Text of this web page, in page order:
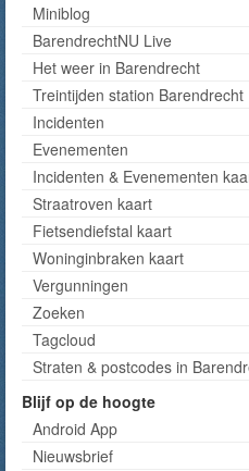
Miniblog
BarendrechtNU Live
Het weer in Barendrecht
Treintijden station Barendrecht
Incidenten
Evenementen
Incidenten & Evenementen
Straatroven kaart
Fietsendiefstal kaart
Woninginbraken kaart
Vergunningen
Zoeken
Tagcloud
Straten & postcodes in
Blijf op de hoogte
Android App
Nieuwsbrief